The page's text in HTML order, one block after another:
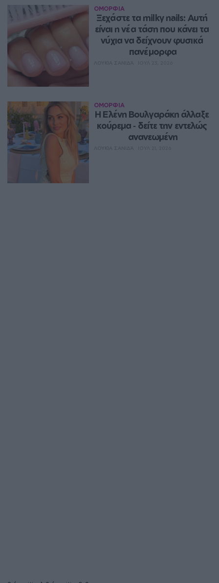
ΟΜΟΡΦΙΑ
Ξεχάστε τα milky nails: Αυτή
είναι η νέα τάση που κάνει τα
νύχια να δείχνουν φυσικά
πανέμορφα
ΟΜΟΡΦΙΑ
Η Ελένη Βουλγαράκη άλλαξε
κούρεμα ‑ δείτε την εντελώς
ανανεωμένη